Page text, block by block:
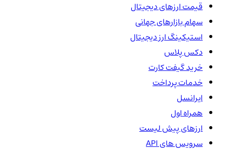
قیمت ارزهای دیجیتال
سهام بازارهای جهانی
استیکینگ ارز دیجیتال
دکس پلاس
خرید گیفت کارت
خدمات پرداخت
ایرانسل
همراه اول
ارزهای پیش لیست
سرویس های API